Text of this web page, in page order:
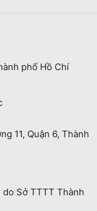
phố Hồ Chí
11, Quận 6, Thành
Sở TTTT Thành